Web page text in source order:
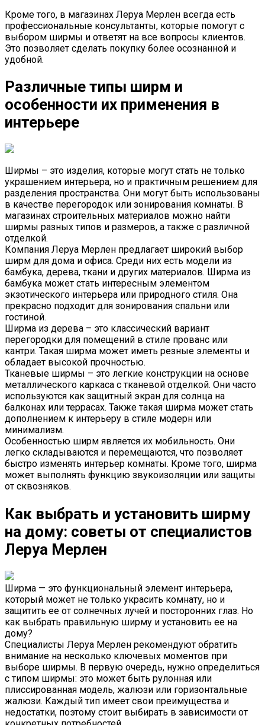
Кроме того, в магазинах Леруа Мерлен всегда есть
профессиональные консультанты, которые помогут с
выбором ширмы и ответят на все вопросы клиентов.
Это позволяет сделать покупку более осознанной и
удобной.
Различные типы ширм и
особенности их применения в
интерьере
Ширмы – это изделия, которые могут стать не только
украшением интерьера, но и практичным решением для
разделения пространства. Они могут быть использованы
в качестве перегородок или зонирования комнаты. В
магазинах строительных материалов можно найти
ширмы разных типов и размеров, а также с различной
отделкой.
Компания Леруа Мерлен предлагает широкий выбор
ширм для дома и офиса. Среди них есть модели из
бамбука, дерева, ткани и других материалов. Ширма из
бамбука может стать интересным элементом
экзотического интерьера или природного стиля. Она
прекрасно подходит для зонирования спальни или
гостиной.
Ширма из дерева – это классический вариант
перегородки для помещений в стиле прованс или
кантри. Такая ширма может иметь резные элементы и
обладает высокой прочностью.
Тканевые ширмы – это легкие конструкции на основе
металлического каркаса с тканевой отделкой. Они часто
используются как защитный экран для солнца на
балконах или террасах. Также такая ширма может стать
дополнением к интерьеру в стиле модерн или
минимализм.
Особенностью ширм является их мобильность. Они
легко складываются и перемещаются, что позволяет
быстро изменять интерьер комнаты. Кроме того, ширма
может выполнять функцию звукоизоляции или защиты
от сквозняков.
Как выбрать и установить ширму
на дому: советы от специалистов
Леруа Мерлен
Ширма — это функциональный элемент интерьера,
который может не только украсить комнату, но и
защитить ее от солнечных лучей и посторонних глаз. Но
как выбрать правильную ширму и установить ее на
дому?
Специалисты Леруа Мерлен рекомендуют обратить
внимание на несколько ключевых моментов при
выборе ширмы. В первую очередь, нужно определиться
с типом ширмы: это может быть рулонная или
плиссированная модель, жалюзи или горизонтальные
жалюзи. Каждый тип имеет свои преимущества и
недостатки, поэтому стоит выбирать в зависимости от